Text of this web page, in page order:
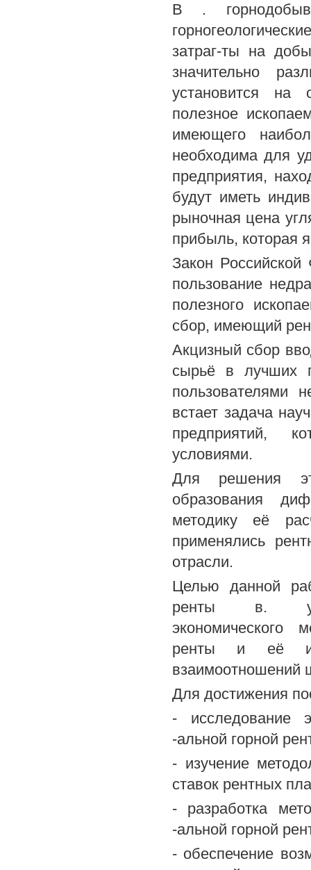
В .
затраг-ты на
значительно
установится на
полезное
имеющего
необходима для
предприятия,
будут иметь
рыночная цена
прибыль, которая
Закон
пользование
полезного
сбор, имеющий
Акцизный сбор
сырьё в лучших
пользователями
встает задача
предприятий,
условиями.
Для решения
образования
методику её
применялись
отрасли.
Целью данной
ренты в.
экономического
ренты и её
взаимоотношений
Для достижения
- исследование
-альной горной
- изучение
ставок рентных
- разработка
-альной горной
- обеспечение